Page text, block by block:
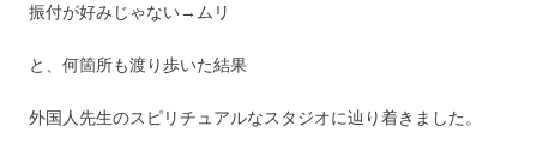
振付が好みじゃない→ムリ
と、何箇所も渡り歩いた結果
外国人先生のスピリチュアルなスタジオに辿り着きました。